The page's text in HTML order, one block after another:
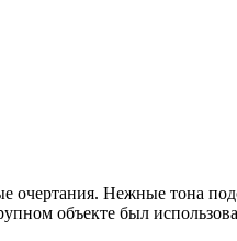
очертания. Нежные тона
объекте был